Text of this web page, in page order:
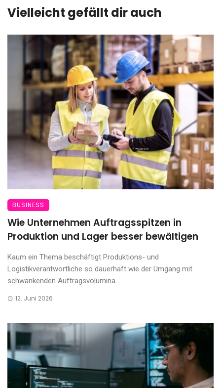
Vielleicht gefällt dir auch
BUSINESS
Wie Unternehmen Auftragsspitzen in
Produktion und Lager besser bewältigen
Kaum ein Thema beschäftigt Produktions- und
Logistikverantwortliche so dauerhaft wie der Umgang mit
schwankenden Auftragsvolumina. ...
12. Juni 2026